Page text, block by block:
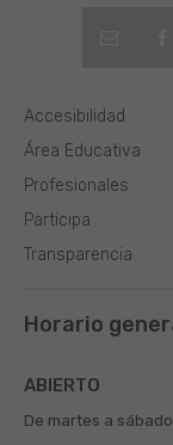
Área Educativa
Profesionales
Participa
Transparencia
Accesibilidad
Horario
ABIERTO
De martes a sábado